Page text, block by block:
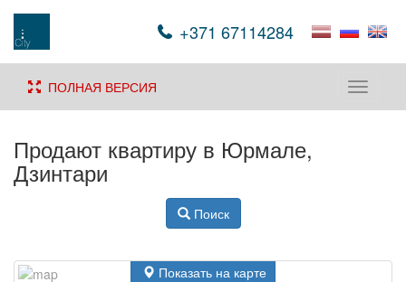
+371 67114284
Toggle
ПОЛНАЯ ВЕРСИЯ
Продают квартиру в Юрмале,
Дзинтари
Поиск
Показать на карте